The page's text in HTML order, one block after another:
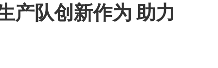
产队创新作为 助力